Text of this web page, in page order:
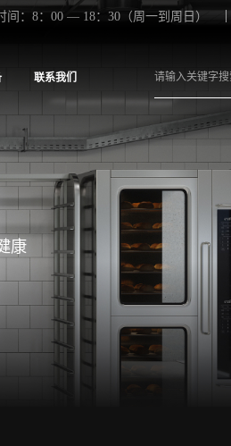
间：8：00 — 18：30（周一到周日）
联系我们
康